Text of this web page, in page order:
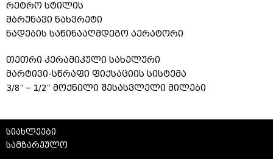
რეტრო სტილის
მბრუნავი ნახვრეტი
ნადების საწინააღმდეგო აერატორი
თეთრი კერამიკული სახელური
მარტივი-სწრაფი ფიქსაციის სისტემა
3/8″ – 1/2″ მოქნილი შესასვლელი მილები
სიახლეები
სამზარეულო